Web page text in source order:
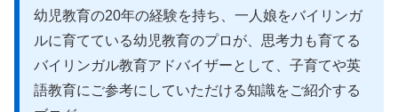
幼児教育の20年の経験を持ち、 一人娘をバイリンガ
ルに育てている幼児教育のプロが、思考力も育てる
バイリンガル教育アドバイザーとして、子育てや英
語教育にご参考にしていただける知識をご紹介する